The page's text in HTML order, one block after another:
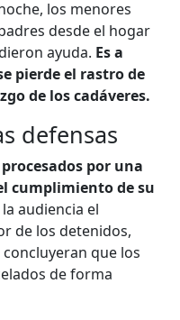
los menores
desde el hogar
ayuda. Es a
pierde el rastro de
de los cadáveres.
defensas
por una
cumplimiento de su
audiencia el
de los detenidos,
que los
de forma